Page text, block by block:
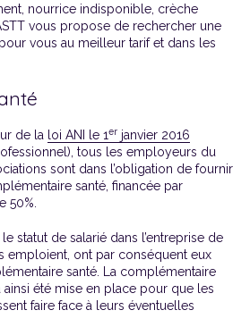
nourrice indisponible, crèche
vous propose de rechercher une
vous au meilleur tarif et dans les
de la loi ANI le 1er janvier 2016
tous les employeurs du
sont dans l’obligation de fournir
santé, financée par
50%.
statut de salarié dans l’entreprise de
emploient, ont par conséquent eux
santé. La complémentaire
ainsi été mise en place pour que les
faire face à leurs éventuelles